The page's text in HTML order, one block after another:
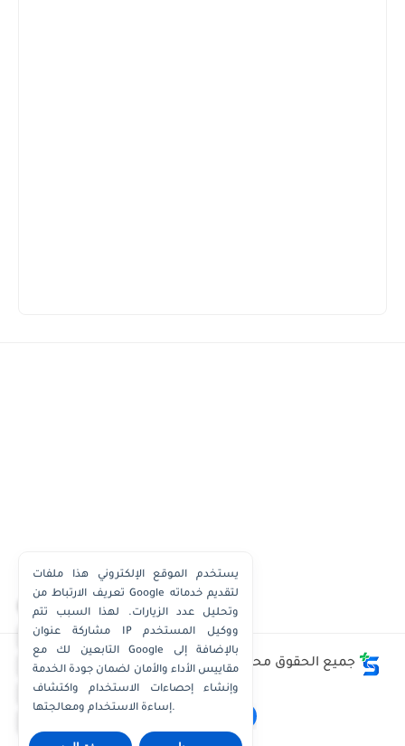
واتساب الكويت
واتساب قطر
واتساب عُمان
جميع الحقوق محفوظة ©
وظائف الكويت توداي - Kuwait
Jobs Today
يستخدم الموقع الإلكتروني هذا ملفات
تعريف الارتباط من Google لتقديم خدماته
وتحليل عدد الزيارات. لهذا السبب تتم
مشاركة عنوان IP ووكيل المستخدم
التابعين لك مع Google بالإضافة إلى
مقاييس الأداء والأمان لضمان جودة الخدمة
وإنشاء إحصاءات الاستخدام واكتشاف
إساءة الاستخدام ومعالجتها.